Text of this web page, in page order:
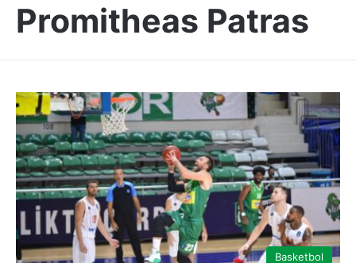
Promitheas Patras
Basketbol